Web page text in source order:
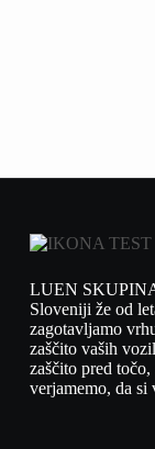
LUEN
Sloveniji že od
zagotavljamo
zaščito vaših
zaščito pred
verjamemo, da si